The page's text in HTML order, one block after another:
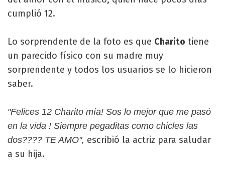
cumplió 12.
Lo sorprendente de la foto es que Charito tiene
un parecido físico con su madre muy
sorprendente y todos los usuarios se lo hicieron
saber.
"Felices 12 Charito mía! Sos lo mejor que me pasó
en la vida ! Siempre pegaditas como chicles las
dos???? TE AMO", escribió la actriz para saludar
a su hija.